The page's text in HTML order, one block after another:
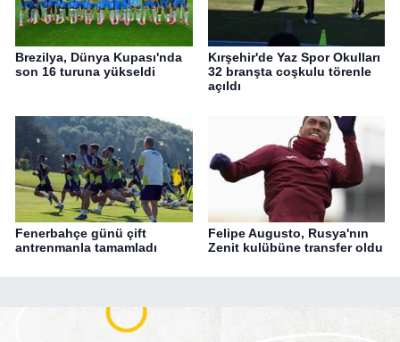
Brezilya, Dünya Kupası'nda
son 16 turuna yükseldi
Kırşehir'de Yaz Spor Okulları
32 branşta coşkulu törenle
açıldı
Fenerbahçe günü çift
antrenmanla tamamladı
Felipe Augusto, Rusya'nın
Zenit kulübüne transfer oldu